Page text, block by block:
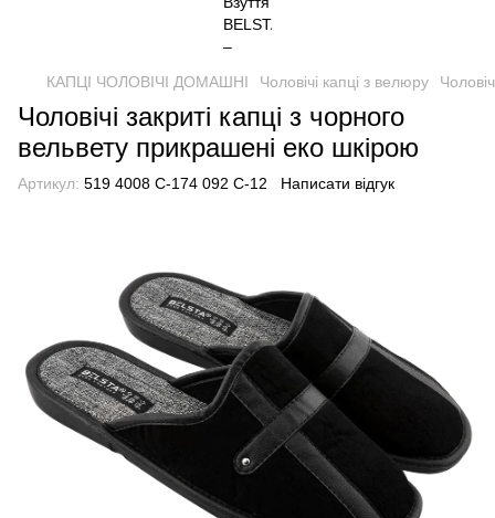
КАПЦІ ЧОЛОВІЧІ ДОМАШНІ Чоловічі капці з велюру
Чоловічі закриті капці з чорного
вельвету прикрашені еко шкірою
Артикул: 519 4008 С-174 092 С-12 Написати відгук